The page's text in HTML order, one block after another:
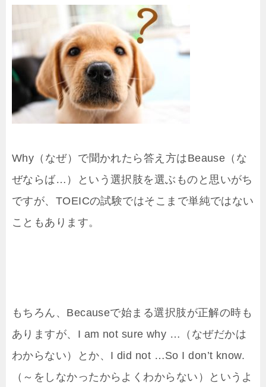
Why（なぜ）で聞かれたら答え方はBeause（な
ぜならば…）という選択肢を選ぶものと思いがち
ですが、TOEICの試験ではそこまで単純ではない
こともあります。
もちろん、Becauseで始まる選択肢が正解の時も
ありますが、I am not sure why …（なぜだかは
わからない）とか、I did not …So I don’t know.
（～をしなかったからよくわからない）というよ